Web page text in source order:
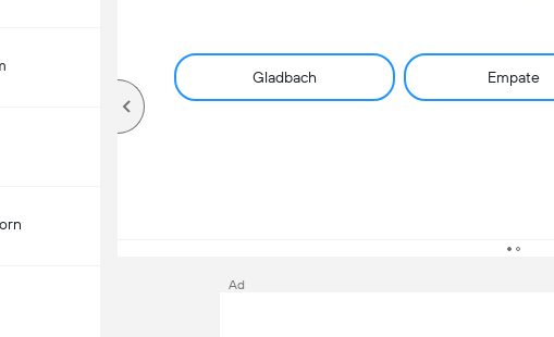
Gladbach Empate
Ad